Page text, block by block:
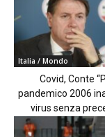
Italia / Mondo
Covid, Conte
pandemico 2006
virus senza